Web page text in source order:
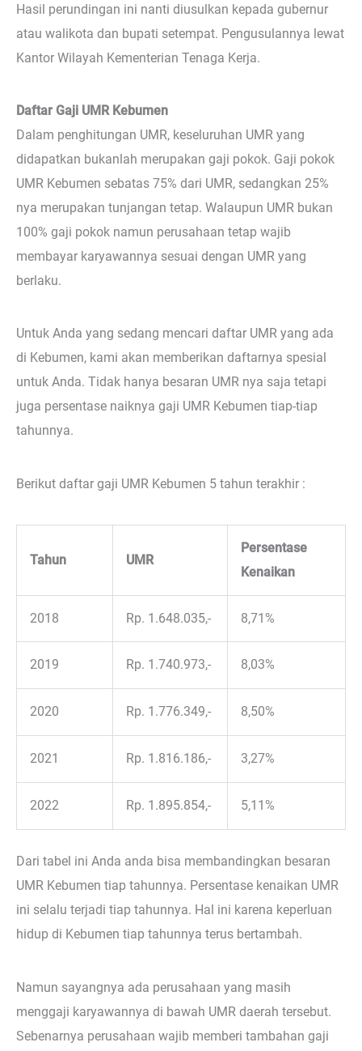
Hasil perundingan ini nanti diusulkan kepada gubernur
atau walikota dan bupati setempat. Pengusulannya lewat
Kantor Wilayah Kementerian Tenaga Kerja.
Daftar Gaji UMR Kebumen
Dalam penghitungan UMR, keseluruhan UMR yang
didapatkan bukanlah merupakan gaji pokok. Gaji pokok
UMR Kebumen sebatas 75% dari UMR, sedangkan 25%
nya merupakan tunjangan tetap. Walaupun UMR bukan
100% gaji pokok namun perusahaan tetap wajib
membayar karyawannya sesuai dengan UMR yang
berlaku.
Untuk Anda yang sedang mencari daftar UMR yang ada
di Kebumen, kami akan memberikan daftarnya spesial
untuk Anda. Tidak hanya besaran UMR nya saja tetapi
juga persentase naiknya gaji UMR Kebumen tiap-tiap
tahunnya.
Berikut daftar gaji UMR Kebumen 5 tahun terakhir :
Tahun UMR
Persentase
Kenaikan
2018 Rp. 1.648.035,- 8,71%
2019 Rp. 1.740.973,- 8,03%
2020 Rp. 1.776.349,- 8,50%
2021 Rp. 1.816.186,- 3,27%
2022 Rp. 1.895.854,- 5,11%
Dari tabel ini Anda anda bisa membandingkan besaran
UMR Kebumen tiap tahunnya. Persentase kenaikan UMR
ini selalu terjadi tiap tahunnya. Hal ini karena keperluan
hidup di Kebumen tiap tahunnya terus bertambah.
Namun sayangnya ada perusahaan yang masih
menggaji karyawannya di bawah UMR daerah tersebut.
Sebenarnya perusahaan wajib memberi tambahan gaji